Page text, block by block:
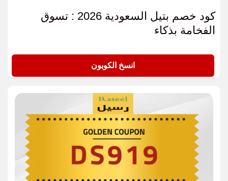
كود خصم بتيل السعودية 2026 : تسوق
الفخامة بذكاء
انسخ الكوبون